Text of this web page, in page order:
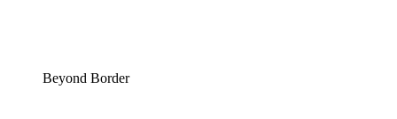
Beyond Border